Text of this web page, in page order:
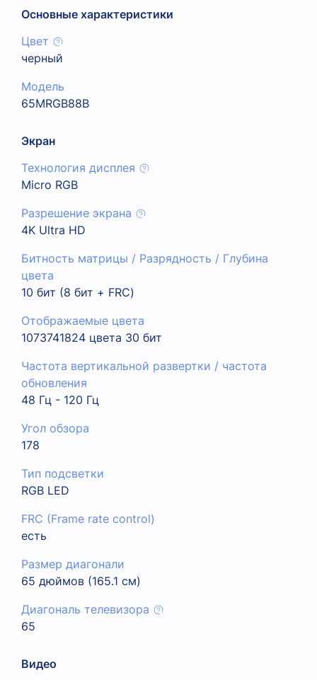
Основные характеристики
Цвет
черный
Модель
65MRGB88B
Экран
Технология дисплея
Micro RGB
Разрешение экрана
4K Ultra HD
Битность матрицы / Разрядность / Глубина
цвета
10 бит (8 бит + FRC)
Отображаемые цвета
1073741824 цвета 30 бит
Частота вертикальной развертки / частота
обновления
48 Гц - 120 Гц
Угол обзора
178
Тип подсветки
RGB LED
FRC (Frame rate control)
есть
Размер диагонали
65 дюймов (165.1 см)
Диагональ телевизора
65
Видео